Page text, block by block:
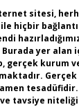
sitesi,
hiçbir
Burada yer
gerçek kurum
tavsiye niteliği